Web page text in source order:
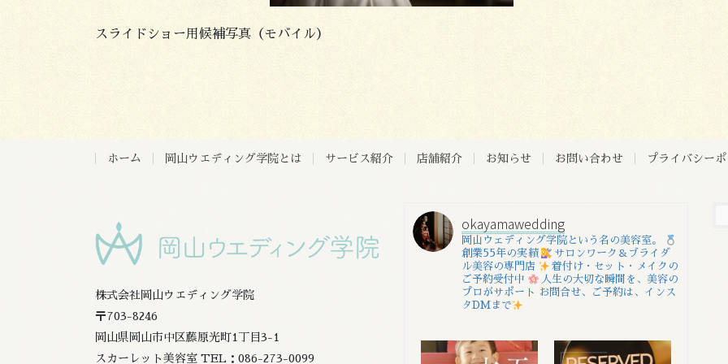
スライドショー用候補写真（モバイル）
ホーム 岡山ウエディング学院とは サービス紹介 店舗紹介 お知らせ お問い合わせ プライバシー
株式会社岡山ウエディング学院
〒703-8246
岡山県岡山市中区藤原光町1丁目3-1
スカーレット美容室 TEL：086-273-0099
okayamawedding
岡山ウェディング学院という名の美容室。
創業55年の実績
サロンワーク＆ブライダ
ル美容の専門店
着付け・セット・メイクの
ご予約受付中
人生の大切な瞬間を、美容の
プロがサポート
お問合せ、ご予約は、インス
タDMまで